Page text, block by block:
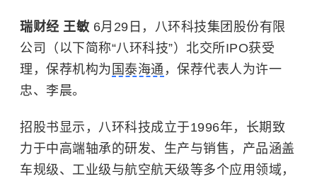
瑞财经 王敏 6月29日，八环科技集团股份有限
公司（以下简称“八环科技”）北交所IPO获受
理，保荐机构为 国泰海通 ，保荐代表人为许一
忠、李晨。
招股书显示，八环科技成立于1996年，长期致
力于中高端轴承的研发、生产与销售，产品涵盖
车规级、工业级与航空航天级等多个应用领域，